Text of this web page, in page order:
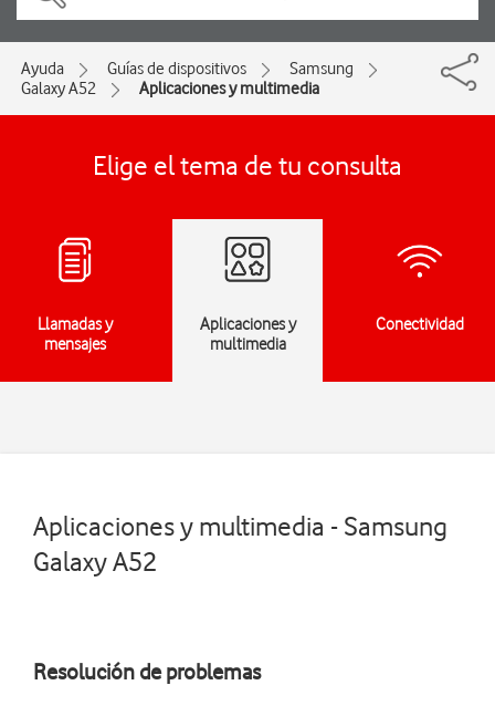
Ayuda Guías de dispositivos
Samsung
Galaxy A52
Aplicaciones y multimedia
Elige el tema de tu consulta
Llamadas y
mensajes
Aplicaciones y
multimedia
Conectividad
Aplicaciones y multimedia - Samsung
Galaxy A52
Resolución de problemas